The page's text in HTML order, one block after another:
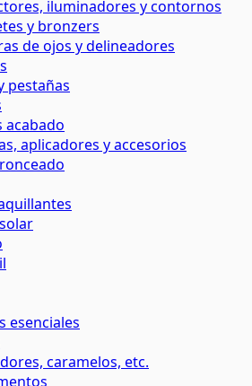
iluminadores y contornos
y bronzers
de ojos y delineadores
pestañas
acabado
aplicadores y accesorios
esenciales
caramelos, etc.